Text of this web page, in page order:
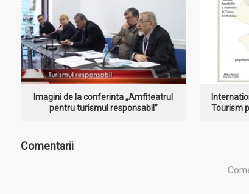
Imagini de la conferinta „Amfiteatrul
pentru turismul responsabil”
Tourism
Comentarii